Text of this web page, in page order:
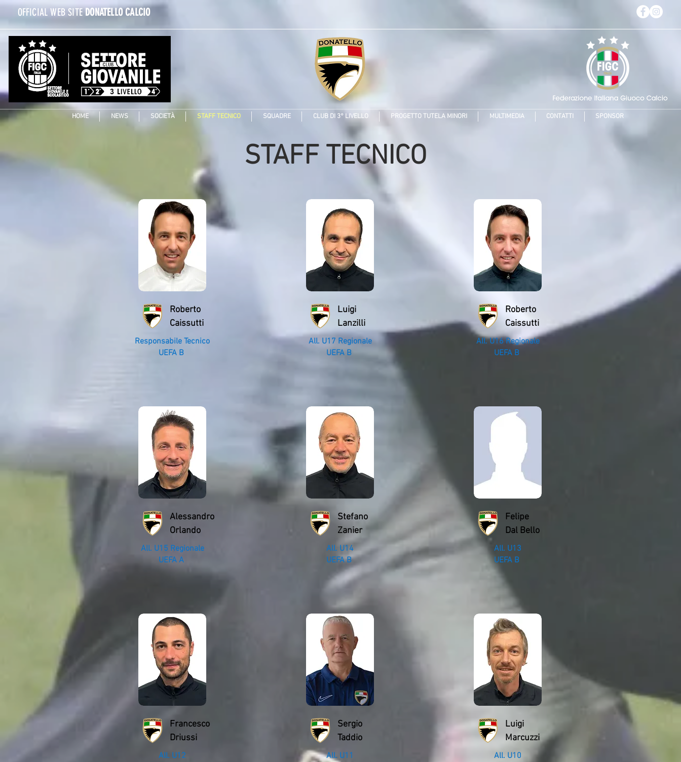
OFFICIAL WEB SITEDONATELLO CALCIO
HOME NEWS SOCIETÀ STAFF TECNICO SQUADRE CLUB DI 3° LIVELLO PROGETTO TUTELA MINORI MULTIMEDIA CONTATTI SPONSOR
STAFF TECNICO
Roberto
Caissutti
Responsabile Tecnico
UEFA B
Alessandro
Orlando
All. U15 Regionale
UEFA A
Francesco
Driussi
All. U12
Luigi
Lanzilli
All. U17 Regionale
UEFA B
Stefano
Zanier
All. U14
UEFA B
Sergio
Taddio
All. U11
Roberto
Caissutti
All. U16 Regionale
UEFA B
Felipe
Dal Bello
All. U13
UEFA B
Luigi
Marcuzzi
All. U10